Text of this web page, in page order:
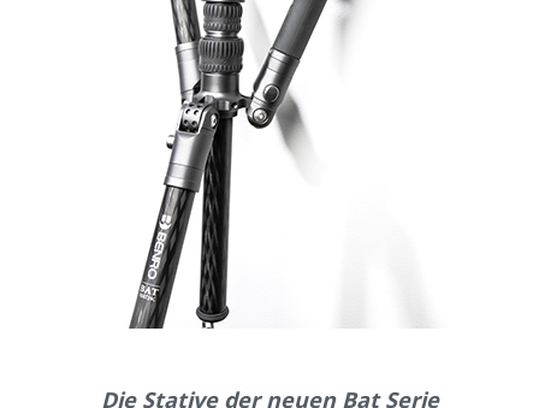
Die Stative der neuen Bat Serie